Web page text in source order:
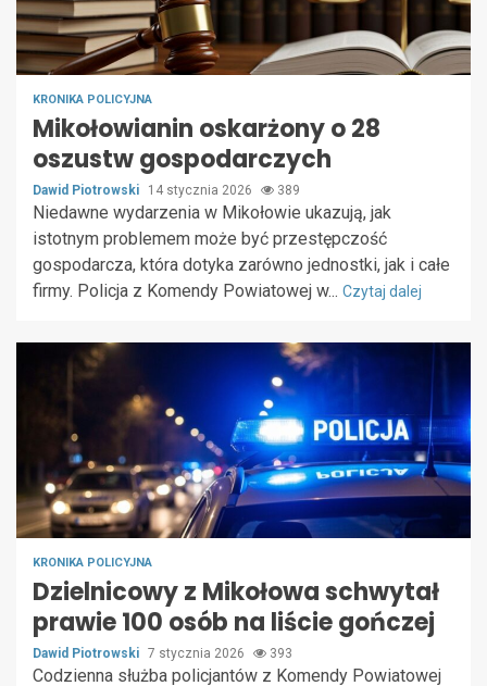
KRONIKA POLICYJNA
Mikołowianin oskarżony o 28
oszustw gospodarczych
Dawid Piotrowski 14 stycznia 2026 389
Niedawne wydarzenia w Mikołowie ukazują, jak
istotnym problemem może być przestępczość
gospodarcza, która dotyka zarówno jednostki, jak i całe
firmy. Policja z Komendy Powiatowej w... Czytaj dalej
KRONIKA POLICYJNA
Dzielnicowy z Mikołowa schwytał
prawie 100 osób na liście gończej
Dawid Piotrowski 7 stycznia 2026 393
Codzienna służba policjantów z Komendy Powiatowej